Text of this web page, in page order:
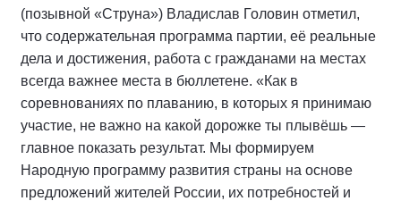
(позывной «Струна») Владислав Головин отметил,
что содержательная программа партии, её реальные
дела и достижения, работа с гражданами на местах
всегда важнее места в бюллетене. «Как в
соревнованиях по плаванию, в которых я принимаю
участие, не важно на какой дорожке ты плывёшь —
главное показать результат. Мы формируем
Народную программу развития страны на основе
предложений жителей России, их потребностей и